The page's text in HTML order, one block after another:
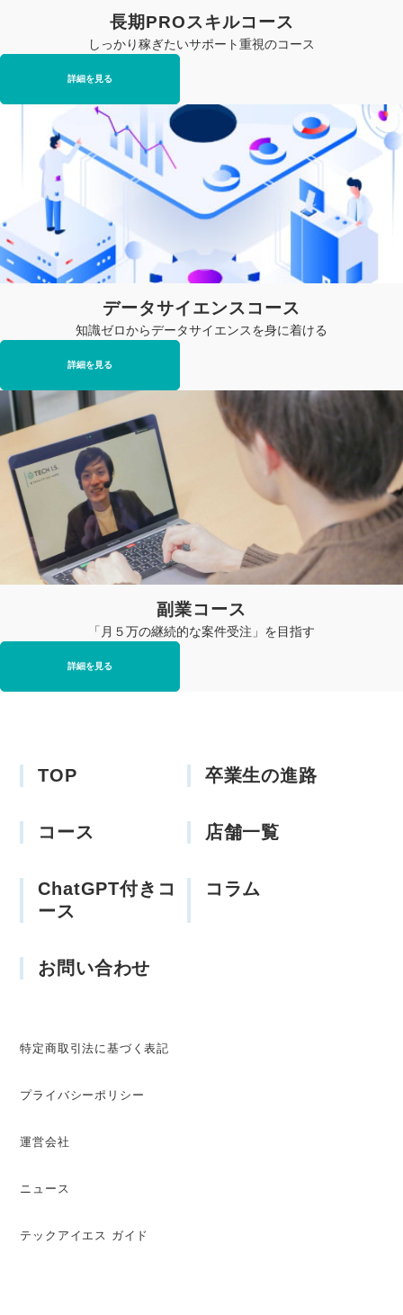
長期PROスキルコース
しっかり稼ぎたいサポート重視のコース
詳細を見る
データサイエンスコース
知識ゼロからデータサイエンスを身に着ける
詳細を見る
副業コース
「月５万の継続的な案件受注」を目指す
詳細を見る
TOP 卒業生の進路
コース 店舗一覧
ChatGPT付きコ
ース
コラム
お問い合わせ
特定商取引法に基づく表記
プライバシーポリシー
運営会社
ニュース
テックアイエス ガイド